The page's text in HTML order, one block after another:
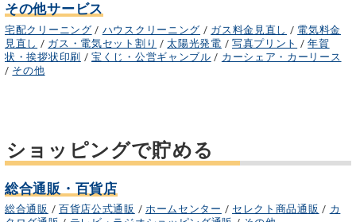
その他サービス
宅配クリーニング / ハウスクリーニング / ガス料金見直し / 電気料金
見直し / ガス・電気セット割り /太陽光発電 / 写真プリント /年賀
状・挨拶状印刷 /宝くじ・公営ギャンブル / カーシェア・カーリース
/ その他
ショッピングで貯める
総合通販・百貨店
総合通販 / 百貨店公式通販 / ホームセンター / セレクト商品通販 / カ